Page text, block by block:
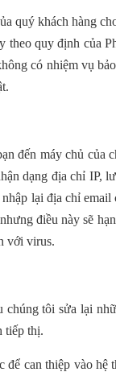
quý khách hàng
quy định của
có nhiệm vụ
đến máy chủ
dạng địa chỉ IP,
lại địa chỉ
điều này sẽ
với virus.
tôi sửa lại
tiếp thị.
can thiệp vào